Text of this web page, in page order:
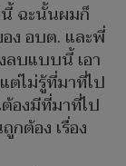
ฉะนั้นผมก็
ง อบต. และพี่
ลบแบบนี้ เอา
ต่ไม่รู้ที่มาที่ไป
องมีที่มาที่ไป
ต้อง เรื่อง